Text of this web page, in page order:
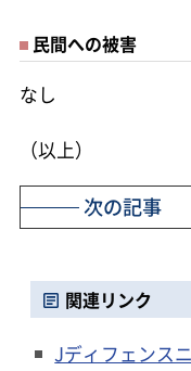
民間への被害
なし
（以上）
次の記事
関連リンク
Jディフェンス